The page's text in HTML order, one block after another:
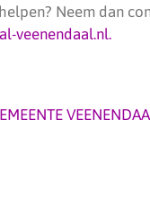
Neem dan
veenendaal.nl.